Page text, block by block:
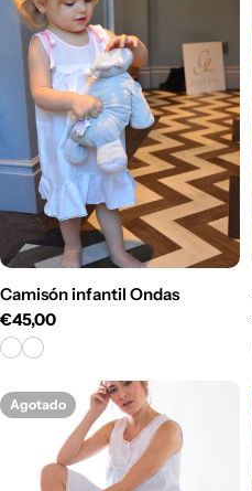
Camisón infantil Ondas
Precio
habitual
€45,00
Agotado